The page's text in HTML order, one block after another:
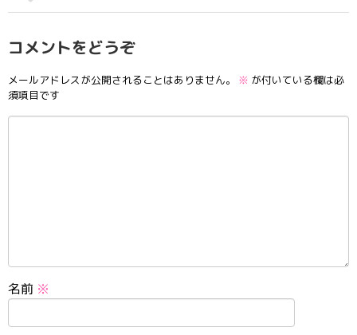
コメントをどうぞ
メールアドレスが公開されることはありません。 ※ が付いている欄は必
須項目です
名前 ※